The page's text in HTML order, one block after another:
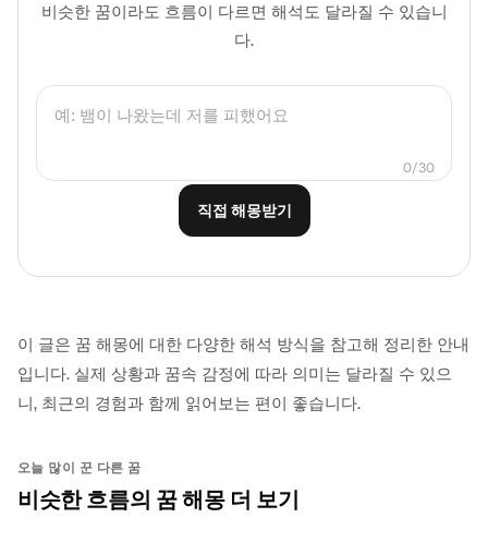
비슷한 꿈이라도 흐름이 다르면 해석도 달라질 수 있습니
다.
0/30
직접 해몽받기
이 글은 꿈 해몽에 대한 다양한 해석 방식을 참고해 정리한 안내
입니다. 실제 상황과 꿈속 감정에 따라 의미는 달라질 수 있으
니, 최근의 경험과 함께 읽어보는 편이 좋습니다.
오늘 많이 꾼 다른 꿈
비슷한 흐름의 꿈 해몽 더 보기